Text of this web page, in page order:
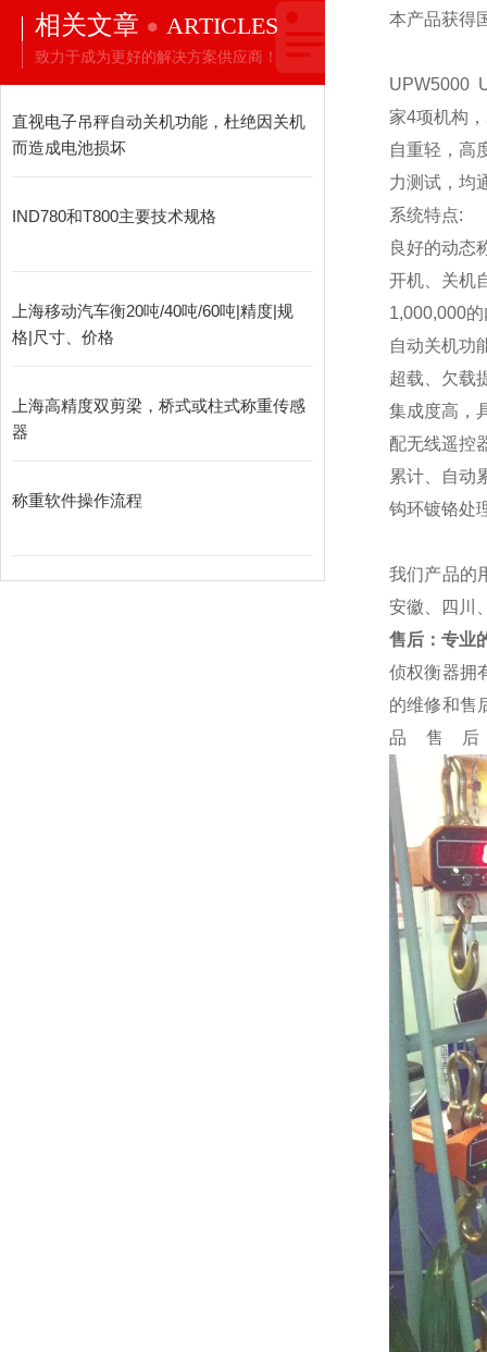
相关文章 ARTICLES
致力于成为更好的解决方案供应商！
直视电子吊秤自动关机功能，杜绝因关机
而造成电池损坏
IND780和T800主要技术规格
上海移动汽车衡20吨/40吨/60吨|精度|规
格|尺寸、价格
上海高精度双剪梁，桥式或柱式称重传感
器
称重软件操作流程
本产品获得
UPW5000
家4项机构
自重轻，高
力测试，均
系统特点:
良好的动态
开机、关机
1,000,000
自动关机功
超载、欠载
集成度高，
配无线遥控
累计、自动
钩环镀铬处
我们产品的
安徽、四川
售后：专业
侦权衡器拥
的维修和售
品售